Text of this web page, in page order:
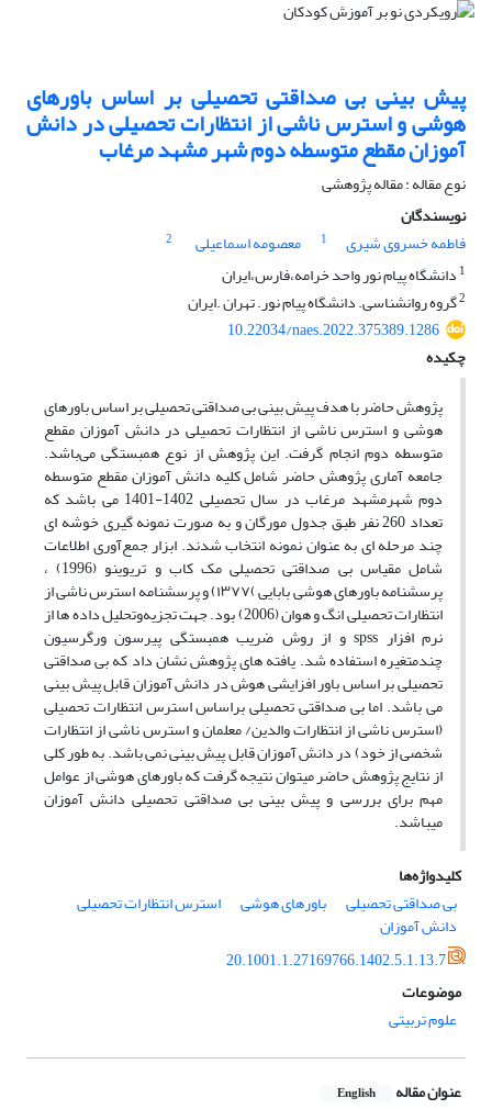
پیش بینی بی صداقتی تحصیلی بر اساس باورهای
هوشی و استرس ناشی از انتظارات تحصیلی در دانش
آموزان مقطع متوسطه دوم شهر مشهد مرغاب
نوع مقاله : مقاله پژوهشی
نویسندگان
فاطمه خسروی شیری
1 معصومه اسماعیلی
2
1 دانشگاه پیام نور واحد خرامه،فارس،ایران
2گروه روانشناسی. دانشگاه پیام نور. تهران .ایران
10.22034/naes.2022.375389.1286
چکیده
پژوهش حاضر با هدف پیش بینی بی صداقتی تحصیلی بر اساس باورهای
هوشی و استرس ناشی از انتظارات تحصیلی در دانش آموزان مقطع
متوسطه دوم انجام گرفت. این پژوهش از نوع همبستگی می‌باشد.
جامعه آماری پژوهش حاضر شامل کلیه دانش آموزان مقطع متوسطه
دوم شهرمشهد مرغاب در سال تحصیلی 1402-1401 می باشد که
تعداد 260 نفر طبق جدول مورگان و به صورت نمونه گیری خوشه ای
چند مرحله ای به ‌عنوان نمونه انتخاب شدند. ابزار جمع‌آوری اطلاعات
شامل مقیاس بی صداقتی تحصیلی مک کاب و تریوینو (1996) ،
پرسشنامه باورهای هوشی بابایی )١٣٧٧) و پرسشنامه استرس ناشی از
انتظارات تحصیلی انگ و هوان (2006) بود. جهت تجزیه‌وتحلیل داده ها از
نرم افزار spss و از روش ضریب همبستگی پیرسون ورگرسیون
چندمتغیره استفاده شد. یافته های پژوهش نشان داد که بی صداقتی
تحصیلی بر اساس باور افزایشی هوش در دانش آموزان قابل پیش بینی
می باشد. اما بی صداقتی تحصیلی براساس استرس انتظارات تحصیلی
(استرس ناشی از انتظارات والدین/ معلمان و استرس ناشی از انتظارات
شخصی از خود) در دانش آموزان قابل پیش بینی نمی باشد. به طور کلی
از نتایج پژوهش حاضر میتوان نتیجه گرفت که باورهای هوشی از عوامل
مهم برای بررسی و پیش بینی بی صداقتی تحصیلی دانش آموزان
میباشد.
کلیدواژه‌ها
بی صداقتی تحصیلی
باورهای هوشی استرس انتظارات تحصیلی
دانش آموزان
20.1001.1.27169766.1402.5.1.13.7
موضوعات
علوم تربیتی
عنوان مقاله English